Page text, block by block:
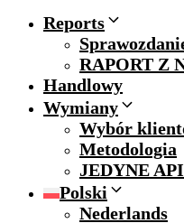
Reports
RAPORT Z
Handlowy
Wymiany
Wybór
Metodologia
JEDYNE
Polski
Nederlands